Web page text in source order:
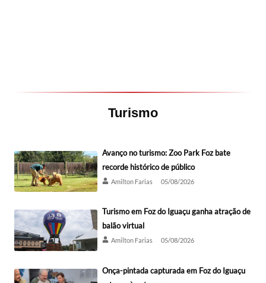
Turismo
Avanço no turismo: Zoo Park Foz bate
recorde histórico de público
Amilton Farias 05/08/2026
Turismo em Foz do Iguaçu ganha atração de
balão virtual
Amilton Farias 05/08/2026
Onça-pintada capturada em Foz do Iguaçu